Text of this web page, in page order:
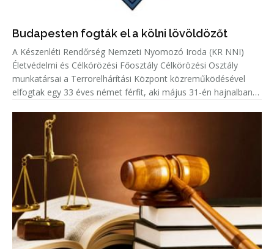
Budapesten fogták el a kölni lövöldözőt
A Készenléti Rendőrség Nemzeti Nyomozó Iroda (KR NNI)
Életvédelmi és Célkörözési Főosztály Célkörözési Osztály
munkatársai a Terrorelhárítási Központ közreműködésével
elfogtak egy 33 éves német férfit, aki május 31-én hajnalban